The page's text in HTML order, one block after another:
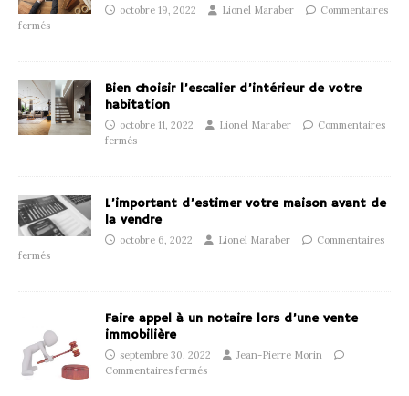
octobre 19, 2022 Lionel Maraber
Commentaires
fermés
Bien choisir l’escalier d’intérieur de votre
habitation
octobre 11, 2022 Lionel Maraber
Commentaires
fermés
L’important d’estimer votre maison avant de
la vendre
octobre 6, 2022 Lionel Maraber
Commentaires
fermés
Faire appel à un notaire lors d’une vente
immobilière
septembre 30, 2022
Jean-Pierre Morin
Commentaires fermés